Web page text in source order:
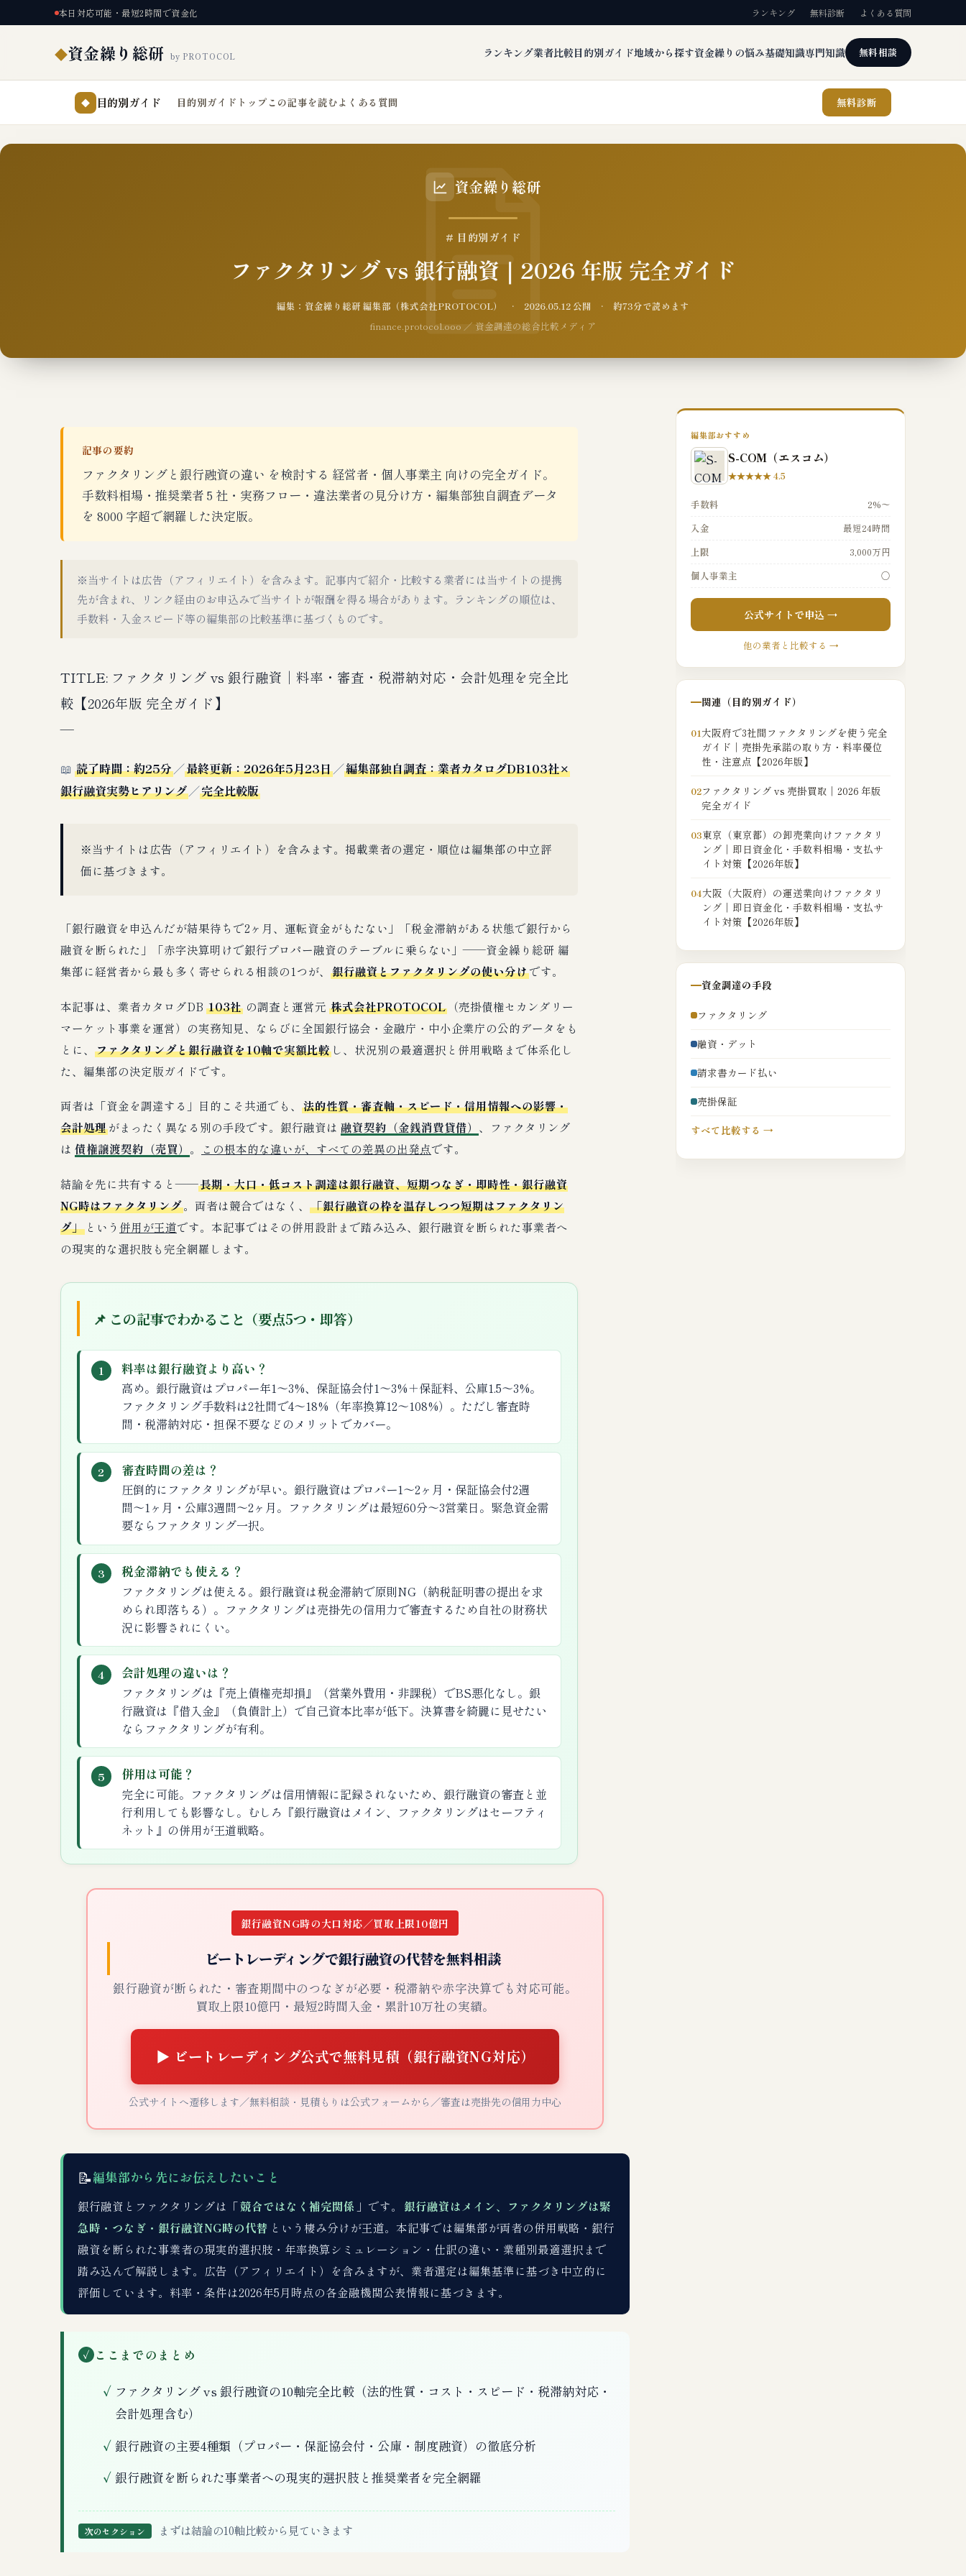
本日対応可能・最短2時間で資金化 ランキング 無料診断 よくある質問
◆資金繰り総研 by PROTOCOL ランキング業者比較目的別ガイド地域から探す資金繰りの悩み基礎知識専門知識 無料相談
◆ 目的別ガイド 目的別ガイドトップ この記事を読むよくある質問 無料診断
資金繰り総研
# 目的別ガイド
ファクタリング vs 銀行融資｜2026 年版 完全ガイド
編集：資金繰り総研 編集部（株式会社PROTOCOL） · 2026.05.12 公開 · 約73分で読めます
finance.protocol.ooo ／ 資金調達の総合比較メディア
記事の要約
ファクタリングと銀行融資の違い を検討する 経営者・個人事業主 向けの完全ガイド。
手数料相場・推奨業者 5 社・実務フロー・違法業者の見分け方・編集部独自調査データ
を 8000 字超で網羅した決定版。
※当サイトは広告（アフィリエイト）を含みます。記事内で紹介・比較する業者には当サイトの提携
先が含まれ、リンク経由のお申込みで当サイトが報酬を得る場合があります。ランキングの順位は、
手数料・入金スピード等の編集部の比較基準に基づくものです。
TITLE: ファクタリング vs 銀行融資｜料率・審査・税滞納対応・会計処理を完全比
較【2026年版 完全ガイド】
—
📖 読了時間：約25分／最終更新：2026年5月23日／編集部独自調査：業者カタログDB103社×
銀行融資実勢ヒアリング／完全比較版
※当サイトは広告（アフィリエイト）を含みます。掲載業者の選定・順位は編集部の中立評
価に基づきます。
「銀行融資を申込んだが結果待ちで2ヶ月、運転資金がもたない」「税金滞納がある状態で銀行から
融資を断られた」「赤字決算明けで銀行プロパー融資のテーブルに乗らない」——資金繰り総研 編
集部に経営者から最も多く寄せられる相談の1つが、 銀行融資とファクタリングの使い分けです。
本記事は、業者カタログDB 103社 の調査と運営元 株式会社PROTOCOL （売掛債権セカンダリー
マーケット事業を運営）の実務知見、ならびに全国銀行協会・金融庁・中小企業庁の公的データをも
とに、 ファクタリングと銀行融資を10軸で実額比較 し、状況別の最適選択と併用戦略まで体系化し
た、編集部の決定版ガイドです。
両者は「資金を調達する」目的こそ共通でも、 法的性質・審査軸・スピード・信用情報への影響・
会計処理がまったく異なる別の手段です。銀行融資は 融資契約（金銭消費貸借） 、ファクタリング
は 債権譲渡契約（売買） 。 この根本的な違いが、すべての差異の出発点です。
結論を先に共有すると——長期・大口・低コスト調達は銀行融資、短期つなぎ・即時性・銀行融資
NG時はファクタリング。両者は競合ではなく、 「銀行融資の枠を温存しつつ短期はファクタリン
グ」 という 併用が王道です。本記事ではその併用設計まで踏み込み、銀行融資を断られた事業者へ
の現実的な選択肢も完全網羅します。
📌 この記事でわかること（要点5つ・即答）
1
料率は銀行融資より高い？
高め。銀行融資はプロパー年1〜3%、保証協会付1〜3%＋保証料、公庫1.5〜3%。
ファクタリング手数料は2社間で4〜18%（年率換算12〜108%）。ただし審査時
間・税滞納対応・担保不要などのメリットでカバー。
2
審査時間の差は？
圧倒的にファクタリングが早い。銀行融資はプロパー1〜2ヶ月・保証協会付2週
間〜1ヶ月・公庫3週間〜2ヶ月。ファクタリングは最短60分〜3営業日。緊急資金需
要ならファクタリング一択。
3
税金滞納でも使える？
ファクタリングは使える。銀行融資は税金滞納で原則NG（納税証明書の提出を求
められ即落ちる）。ファクタリングは売掛先の信用力で審査するため自社の財務状
況に影響されにくい。
4
会計処理の違いは？
ファクタリングは『売上債権売却損』（営業外費用・非課税）でBS悪化なし。銀
行融資は『借入金』（負債計上）で自己資本比率が低下。決算書を綺麗に見せたい
ならファクタリングが有利。
5
併用は可能？
完全に可能。ファクタリングは信用情報に記録されないため、銀行融資の審査と並
行利用しても影響なし。むしろ『銀行融資はメイン、ファクタリングはセーフティ
ネット』の併用が王道戦略。
銀行融資NG時の大口対応／買取上限10億円
ビートレーディングで銀行融資の代替を無料相談
銀行融資が断られた・審査期間中のつなぎが必要・税滞納や赤字決算でも対応可能。
買取上限10億円・最短2時間入金・累計10万社の実績。
▶ ビートレーディング公式で無料見積（銀行融資NG対応）
公式サイトへ遷移します／無料相談・見積もりは公式フォームから／審査は売掛先の信用力中心
📝編集部から先にお伝えしたいこと
銀行融資とファクタリングは「競合ではなく補完関係 」です。
銀行融資はメイン、ファクタリングは緊
急時・つなぎ・銀行融資NG時の代替 という棲み分けが王道。本記事では編集部が両者の併用戦略・銀行
融資を断られた事業者の現実的選択肢・年率換算シミュレーション・仕訳の違い・業種別最適選択まで
踏み込んで解説します。広告（アフィリエイト）を含みますが、業者選定は編集基準に基づき中立的に
評価しています。料率・条件は2026年5月時点の各金融機関公表情報に基づきます。
✓ ここまでのまとめ
ファクタリング vs 銀行融資の10軸完全比較（法的性質・コスト・スピード・税滞納対応・
会計処理含む）
銀行融資の主要4種類（プロパー・保証協会付・公庫・制度融資）の徹底分析
銀行融資を断られた事業者への現実的選択肢と推奨業者を完全網羅
次のセクション まずは結論の10軸比較から見ていきます
編集部おすすめ
S-COM（エスコム）
★★★★★ 4.5
手数料
2%〜
入金
最短24時間
上限
3,000万円
個人事業主
○
公式サイトで申込 →
他の業者と比較する →
関連（目的別ガイド）
01大阪府で3社間ファクタリングを使う完全
ガイド｜売掛先承諾の取り方・料率優位
性・注意点【2026年版】
02ファクタリング vs 売掛買取｜2026 年版
完全ガイド
03東京（東京都）の卸売業向けファクタリ
ング｜即日資金化・手数料相場・支払サ
イト対策【2026年版】
04大阪（大阪府）の運送業向けファクタリ
ング｜即日資金化・手数料相場・支払サ
イト対策【2026年版】
資金調達の手段
ファクタリング
融資・デット
請求書カード払い
売掛保証
すべて比較する →